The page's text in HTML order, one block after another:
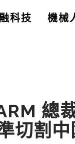
科技 機械
總
切割中